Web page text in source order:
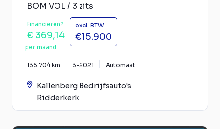
BOM VOL / 3 zits
Financieren?
€ 369,14
per maand
excl. BTW
€15.900
135.704 km 3-2021 Automaat
Kallenberg Bedrijfsauto's
Ridderkerk